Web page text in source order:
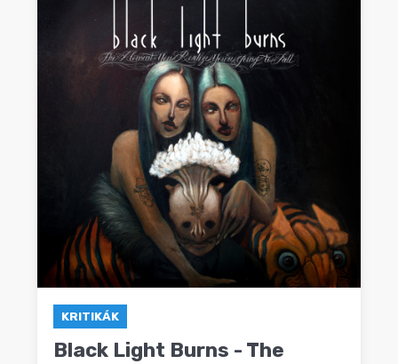
KRITIKÁK
Black Light Burns - The